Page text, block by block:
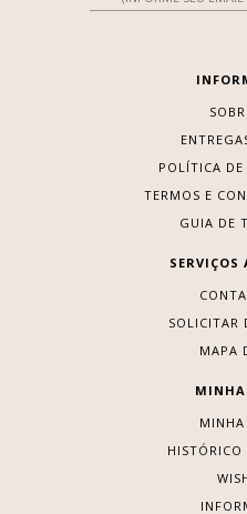
POLÍTICA DE
TERMOS E
GUIA DE
SERVIÇOS
SOLICITAR
MAPA
MINHA
HISTÓRICO